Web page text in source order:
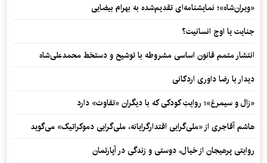
«ویران‌شاه»؛ نمایشنامه‌ای تقدیم‌شده به بهرام بیضایی
جنایت یا اوج انسانیت؟
انتشار متمم قانون اساسی مشروطه با توشیح و دستخط محمدعلی‌شاه
دیدار با رضا داوری اردکانی
«زال و سیمرغ»؛ روایتِ کودکی که با دیگران «تفاوت» دارد
هاشم آقاجری از «ملی‌گرایی اقتدارگرایانه، ملی‌گرایی دموکراتیک» می‌گوید
روایتی پرهیجان از خیال، دوستی و زندگی در آپارتمان